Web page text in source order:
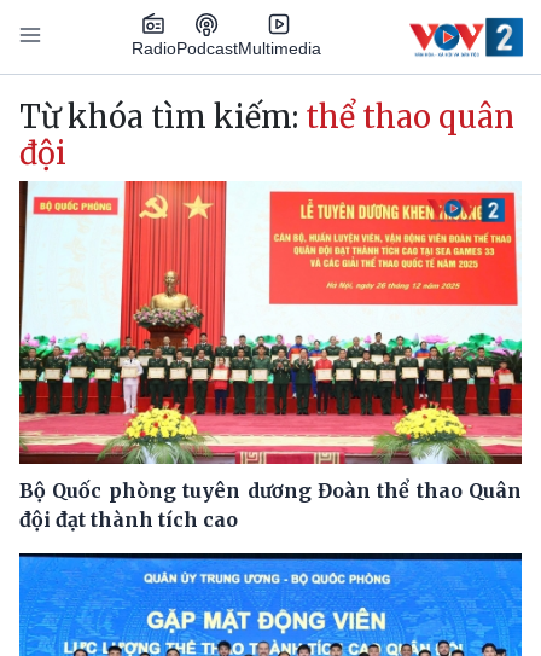
Nhảy đến nội dung
RadioPodcastMultimedia
Main navigation
Từ khóa tìm kiếm: thể thao quân
đội
Bộ Quốc phòng tuyên dương Đoàn thể thao Quân
đội đạt thành tích cao